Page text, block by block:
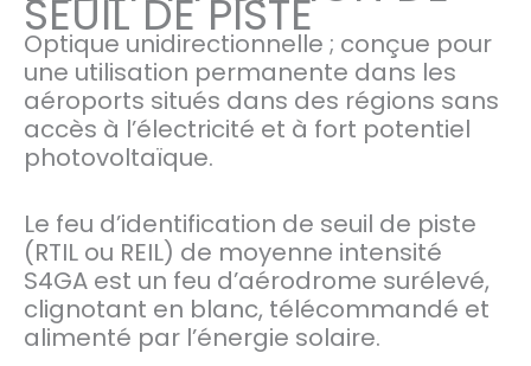
SEUIL DE PISTE
Optique unidirectionnelle ; conçue pour
une utilisation permanente dans les
aéroports situés dans des régions sans
accès à l’électricité et à fort potentiel
photovoltaïque.
Le feu d’identification de seuil de piste
(RTIL ou REIL) de moyenne intensité
S4GA est un feu d’aérodrome surélevé,
clignotant en blanc, télécommandé et
alimenté par l’énergie solaire.